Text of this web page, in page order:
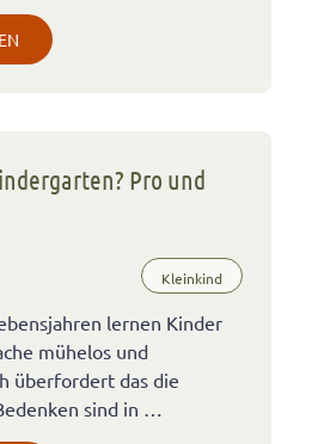
Pro und
Kleinkind
lernen Kinder
mühelos und
überfordert das die
sind in …